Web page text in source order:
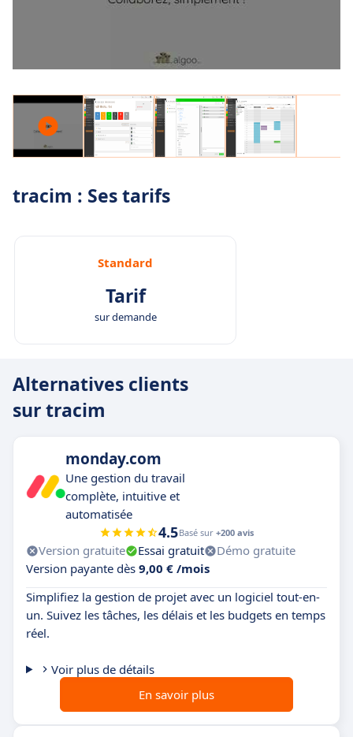
tracim : Ses tarifs
Standard
Tarif
sur demande
Alternatives clients
sur tracim
monday.com
Une gestion du travail
complète, intuitive et
automatisée
4.5Basé sur +200 avis
Version gratuite Essai gratuit
Démo gratuite
Version payante dès 9,00 € /mois
Simplifiez la gestion de projet avec un logiciel tout-en-
un. Suivez les tâches, les délais et les budgets en temps
réel.
Voir plus de détails
En savoir plus